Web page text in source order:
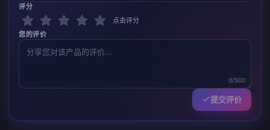
评分
点击评分
您的评价
0/500
提交评价